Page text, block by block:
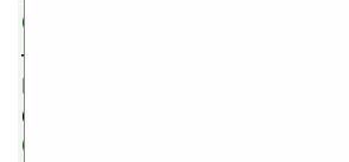
Operator Settings v1.1
— автоматически
настройки GPRS, WAP,
смене SIM-карты.
Скачать